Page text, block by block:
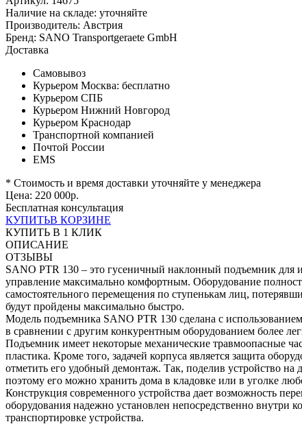
Наличие на складе: уточняйте
Производитель: Австрия
Бренд: SANO Transportgeraete GmbH
Доставка
Самовывоз
Курьером Москва: бесплатно
Курьером СПБ
Курьером Нижний Новгород
Курьером Краснодар
Транспортной компанией
Почтой России
EMS
* Стоимость и время доставки уточняйте у менеджера
Цена: 220 000р.
Бесплатная консультация
КУПИТЬВ КОРЗИНЕ
КУПИТЬ В 1 КЛИК
ОПИСАНИЕ
ОТЗЫВЫ
SANO PTR 130 – это гусеничный наклонный подъемник для
управление максимально комфортным. Оборудование
самостоятельного перемещения по ступенькам лиц,
будут пройдены максимально быстро.
Модель подъемника SANO PTR 130 сделана с
в сравнении с другим конкурентным оборудованием более
Подъемник имеет некоторые механические травмоопасные
пластика. Кроме того, задачей корпуса является защита
отметить его удобный демонтаж. Так, поделив устройство на
поэтому его можно хранить дома в кладовке или в уголке
Конструкция современного устройства дает возможность
оборудования надежно установлен непосредственно внутри
транспортировке устройства.